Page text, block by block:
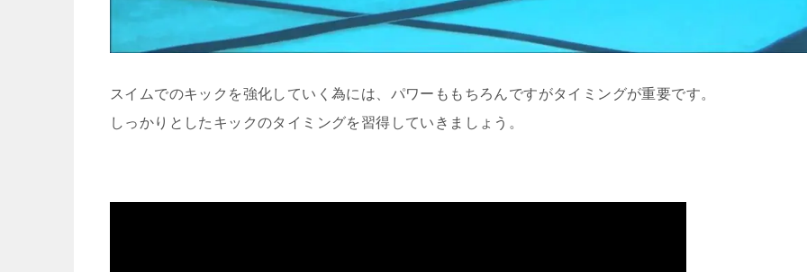
スイムでのキックを強化していく為には、パワーももちろんですがタイミングが重要です。
しっかりとしたキックのタイミングを習得していきましょう。